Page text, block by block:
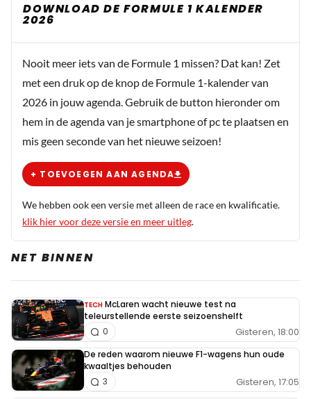
DOWNLOAD DE FORMULE 1 KALENDER
2026
Nooit meer iets van de Formule 1 missen? Dat kan! Zet
met een druk op de knop de Formule 1-kalender van
2026 in jouw agenda. Gebruik de button hieronder om
hem in de agenda van je smartphone of pc te plaatsen en
mis geen seconde van het nieuwe seizoen!
+ TOEVOEGEN AAN AGENDA
We hebben ook een versie met alleen de race en kwalificatie.
klik hier voor deze versie en meer uitleg.
NET BINNEN
TECH McLaren wacht nieuwe test na
teleurstellende eerste seizoenshelft
Gisteren, 18:00
0
De reden waarom nieuwe F1-wagens hun oude
kwaaltjes behouden
Gisteren, 17:05
3